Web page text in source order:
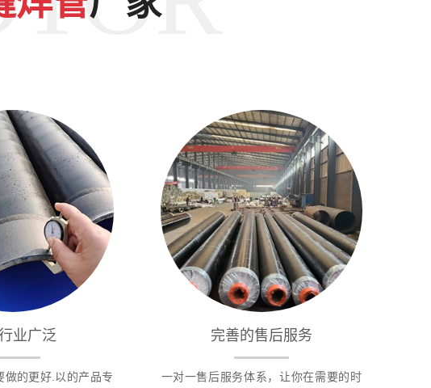
业广泛
做的更好.以的产品专
完善的售后服务
一对一售后服务体系，让你在需要的时